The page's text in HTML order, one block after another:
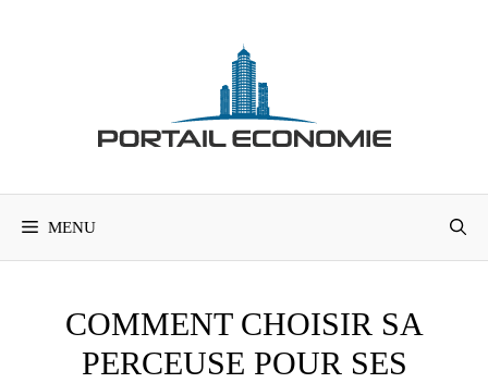
MENU
COMMENT CHOISIR SA
PERCEUSE POUR SES